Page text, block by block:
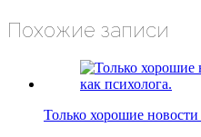
Похожие записи
Только хорошие